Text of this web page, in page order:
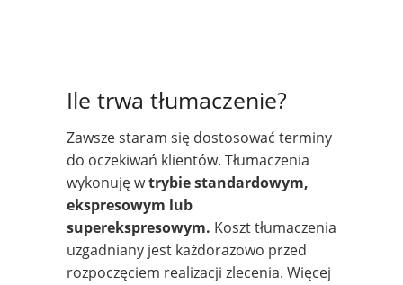
Ile trwa tłumaczenie?
Zawsze staram się dostosować terminy
do oczekiwań klientów. Tłumaczenia
wykonuję wtrybie standardowym,
ekspresowym lub
superekspresowym. Koszt tłumaczenia
uzgadniany jest każdorazowo przed
rozpoczęciem realizacji zlecenia. Więcej